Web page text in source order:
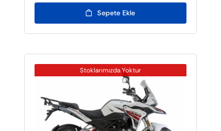
Sepete Ekle
Stoklarımızda Yoktur